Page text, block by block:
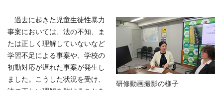
研修動画撮影の様子
過去に起きた児童生徒性暴力
事案においては、法の不知、ま
たは正しく理解していないなど
学習不足による事案や、学校の
初動対応が遅れた事案が発生し
ました。こうした状況を受け、